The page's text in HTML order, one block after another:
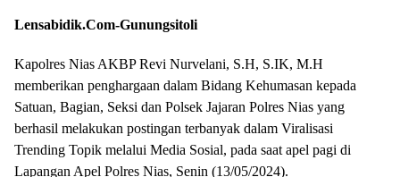
Lensabidik.Com-Gunungsitoli
Kapolres Nias AKBP Revi Nurvelani, S.H, S.IK, M.H
memberikan penghargaan dalam Bidang Kehumasan kepada
Satuan, Bagian, Seksi dan Polsek Jajaran Polres Nias yang
berhasil melakukan postingan terbanyak dalam Viralisasi
Trending Topik melalui Media Sosial, pada saat apel pagi di
Lapangan Apel Polres Nias, Senin (13/05/2024).